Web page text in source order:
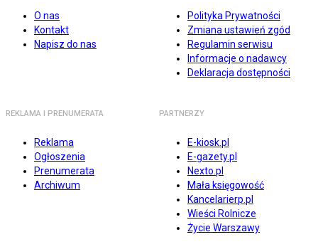
O nas
Kontakt
Napisz do nas
Polityka Prywatności
Zmiana ustawień zgód
Regulamin serwisu
Informacje o nadawcy
Deklaracja dostępności
REKLAMA I PRENUMERATA
Reklama
Ogłoszenia
Prenumerata
Archiwum
PARTNERZY
E-kiosk.pl
E-gazety.pl
Nexto.pl
Mała księgowość
Kancelarierp.pl
Wieści Rolnicze
Życie Warszawy